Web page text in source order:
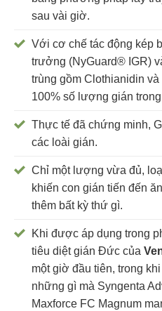
sau vài giờ.
Với cơ chế tác động kép
trưởng (NyGuard® IGR)
trùng gồm Clothianidin
100% số lượng gián
Thực tế đã chứng minh,
các loài gián.
Chỉ một lượng vừa đủ,
khiến con gián tiến đến
thêm bất kỳ thứ gì.
Khi được áp dụng trong
tiêu diệt gián Đức của
một giờ đầu tiên, trong
những gì mà Syngenta
Maxforce FC Magnum